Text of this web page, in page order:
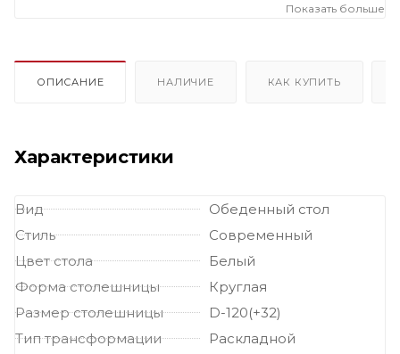
Стеклянные
и раскладные белые столы
Показать больше
ОПИСАНИЕ НАЛИЧИЕ КАК КУПИТЬ
Характеристики
Вид
Обеденный стол
Стиль
Современный
Цвет стола
Белый
Форма столешницы
Круглая
Размер столешницы
D-120(+32)
Тип трансформации
Раскладной